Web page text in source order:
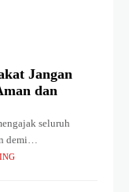
Jangan
dan
seluruh
demi
dunia. Ia juga